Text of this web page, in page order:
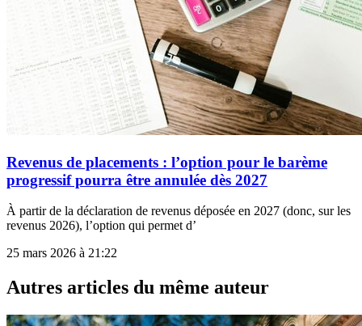
Revenus de placements : l’option pour le barème
progressif pourra être annulée dès 2027
À partir de la déclaration de revenus déposée en 2027 (donc, sur les
revenus 2026), l’option qui permet d’
25 mars 2026 à 21:22
Autres articles du même auteur